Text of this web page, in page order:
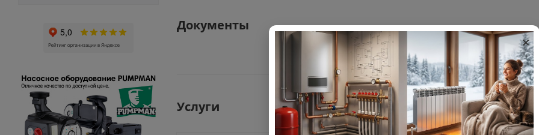
Документы
Услуги
×